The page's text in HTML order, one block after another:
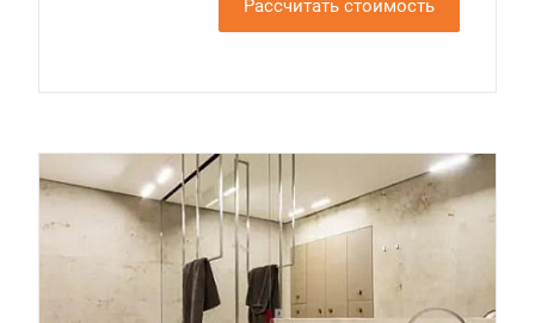
Рассчитать стоимость